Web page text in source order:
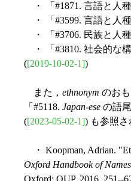
・ 「#1871. 言語と人
・ 「#3599. 言語と人
・ 「#3706. 民族と人
・ 「#3810. 社会的な
([2019-10-02-1])
また， ethnonym のお
「#5118. Japan-ese の語
([2023-05-02-1]) も参照さ
・ Koopman, Adrian.
Oxford Handbook of